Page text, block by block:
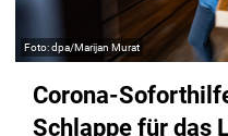
dpa/Marijan Murat
Corona-
Schlappe für das